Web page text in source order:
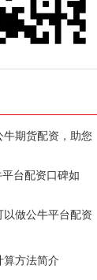
期货配资，助您
台配资口碑如
做公牛平台配资
方法简介